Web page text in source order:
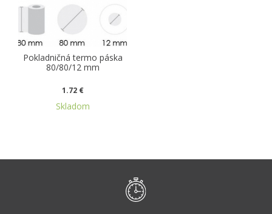
Pokladničná termo páska
80/80/12 mm
1.72 €
Skladom